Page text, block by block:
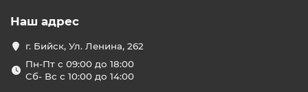
Наш адрес
г. Бийск, Ул. Ленина, 262
Пн-Пт с 09:00 до 18:00
Сб- Вс с 10:00 до 14:00